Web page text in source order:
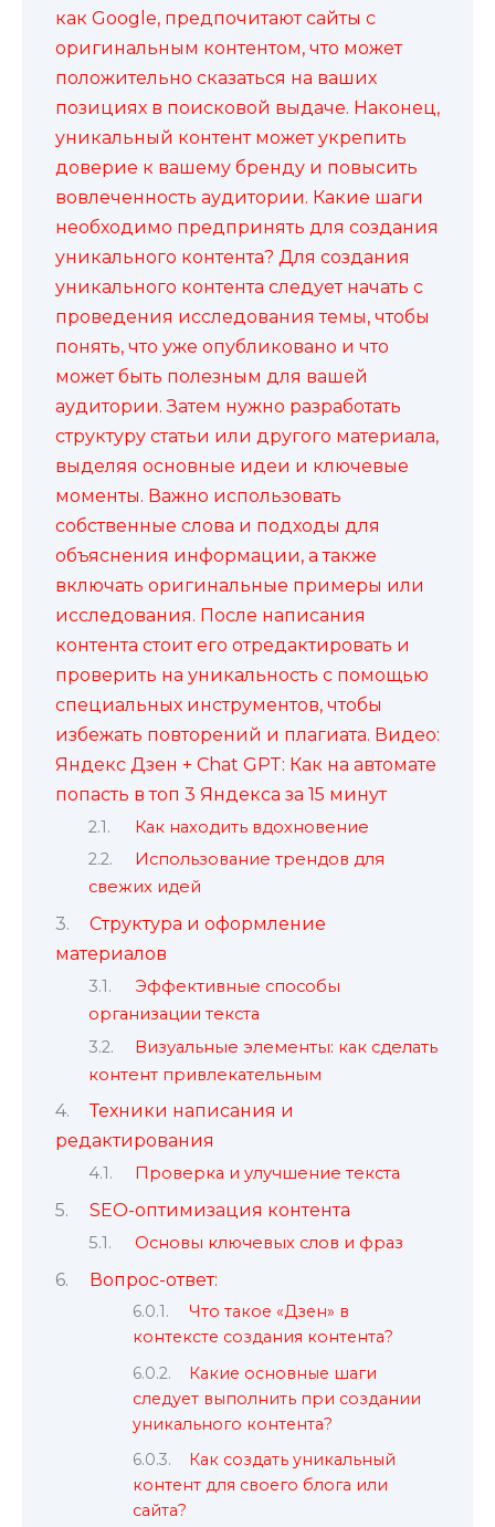
как Google, предпочитают сайты с
оригинальным контентом, что может
положительно сказаться на ваших
позициях в поисковой выдаче. Наконец,
уникальный контент может укрепить
доверие к вашему бренду и повысить
вовлеченность аудитории. Какие шаги
необходимо предпринять для создания
уникального контента? Для создания
уникального контента следует начать с
проведения исследования темы, чтобы
понять, что уже опубликовано и что
может быть полезным для вашей
аудитории. Затем нужно разработать
структуру статьи или другого материала,
выделяя основные идеи и ключевые
моменты. Важно использовать
собственные слова и подходы для
объяснения информации, а также
включать оригинальные примеры или
исследования. После написания
контента стоит его отредактировать и
проверить на уникальность с помощью
специальных инструментов, чтобы
избежать повторений и плагиата. Видео:
Яндекс Дзен + Chat GPT: Как на автомате
попасть в топ 3 Яндекса за 15 минут
Как находить вдохновение
Использование трендов для
свежих идей
Структура и оформление
материалов
Эффективные способы
организации текста
Визуальные элементы: как сделать
контент привлекательным
Техники написания и
редактирования
Проверка и улучшение текста
SEO-оптимизация контента
Основы ключевых слов и фраз
Вопрос-ответ:
Что такое «Дзен» в
контексте создания контента?
Какие основные шаги
следует выполнить при создании
уникального контента?
Как создать уникальный
контент для своего блога или
сайта?